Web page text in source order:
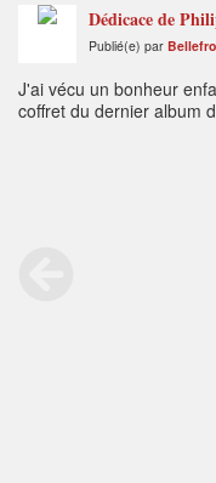
Dédicace de
Publié(e) par
J'ai vécu un bonheur
coffret du dernier album
dédicace personnelle,
Noël, Philippe Geluck et